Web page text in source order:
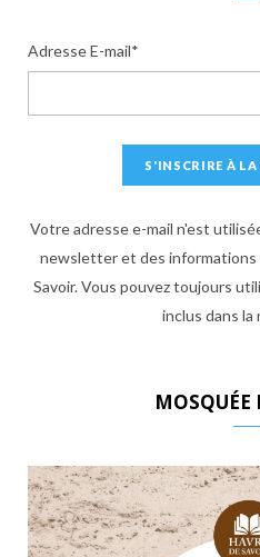
Adresse E-mail*
Votre adresse e-mail n'est
newsletter et des informations
Savoir. Vous pouvez toujours
inclus dans